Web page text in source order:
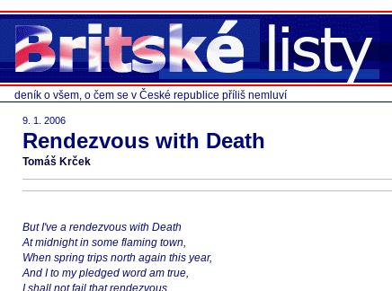
deník o všem, o čem se v České republice příliš nemluví
9. 1. 2006
Rendezvous with Death
Tomáš Krček
But I've a rendezvous with Death
At midnight in some flaming town,
When spring trips north again this year,
And I to my pledged word am true,
I shall not fail that rendezvous